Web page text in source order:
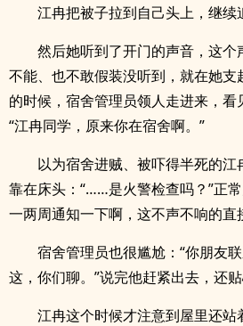
江冉把被子拉到自己头上，继续
然后她听到了开门的声音，这
不能、也不敢假装没听到，就在她
的时候，宿舍管理员领人走进来，看
“江冉同学，原来你在宿舍啊。”
以为宿舍进贼、被吓得半死的
靠在床头：“……是火警检查吗？”正
一两周通知一下啊，这不声不响的直
宿舍管理员也很尴尬：“你朋友
这，你们聊。”说完他赶紧出去，还贴
江冉这个时候才注意到屋里还站